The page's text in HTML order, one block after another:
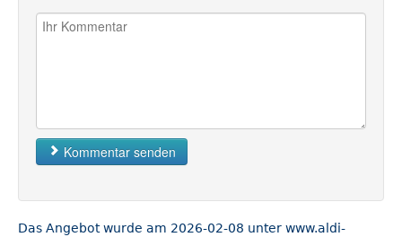
Kommentar senden
Das Angebot wurde am 2026-02-08 unter www.aldi-